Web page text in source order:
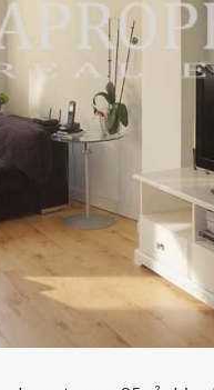
Modificar
Técnicas y
Este sitio web utiliza
mejorar nuestros
instalación de las
pudiendo, si así lo
deberá tener en